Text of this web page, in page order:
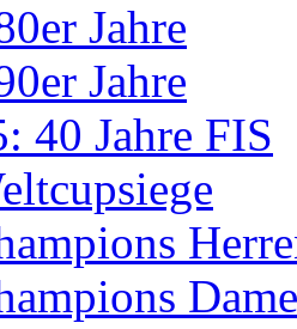
Jahre
Jahre
40 Jahre FIS